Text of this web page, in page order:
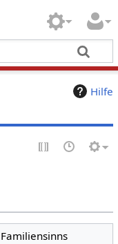
Hilfe
Familiensinns